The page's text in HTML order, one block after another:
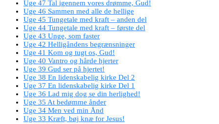
Uge 47 Tal igennem vores drømme, Gud!
Uge 46 Sammen med alle de hellige
Uge 45 Tungetale med kraft – anden del
Uge 44 Tungetale med kraft – første del
Uge 43 Unge, som faster
Uge 42 Helligåndens begrænsninger
Uge 41 Kom og tugt os, Gud!
Uge 40 Vantro og hårde hjerter
Uge 39 Gud ser på hjertet!
Uge 38 En lidenskabelig kirke Del 2
Uge 37 En lidenskabelig kirke Del 1
Uge 36 Lad mig dog se din herlighed!
Uge 35 At bedømme ånder
Uge 34 Men ved min Ånd
Uge 33 Kræft, bøj knæ for Jesus!